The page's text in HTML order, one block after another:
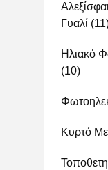
Γυαλί
Ηλιακό
(10)
Κυρτό